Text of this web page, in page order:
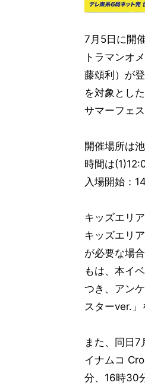
7月5日に開
トラマンオ
藤頌利）が
を対象とし
サマーフェ
開催場所は
時間は
入場開始：
キッズエリ
キッズエリ
が必要な場
もは、本イ
つき、アン
スターver.」
また、同日
イナムコ
分、16時30